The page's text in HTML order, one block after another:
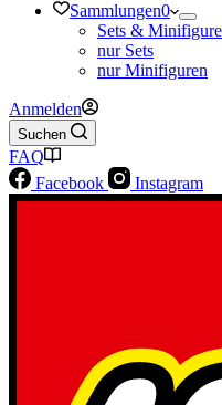
Sammlungen0
Sets &
nur Sets
nur Minifiguren
Anmelden
Suchen
FAQ
Facebook
Instagram